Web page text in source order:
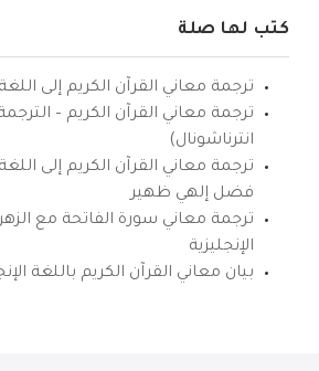
كتب لها صلة
ترجمة معاني القرآن الكريم إلى اللغة
ترجمة معاني القرآن الكريم –
انترناشونال)
ترجمة معاني القرآن الكريم إلى
فضل إلهي ظهير
ترجمة معاني سورة الفاتحة مع
الإنجليزية
بيان معاني القرآن الكريم باللغة